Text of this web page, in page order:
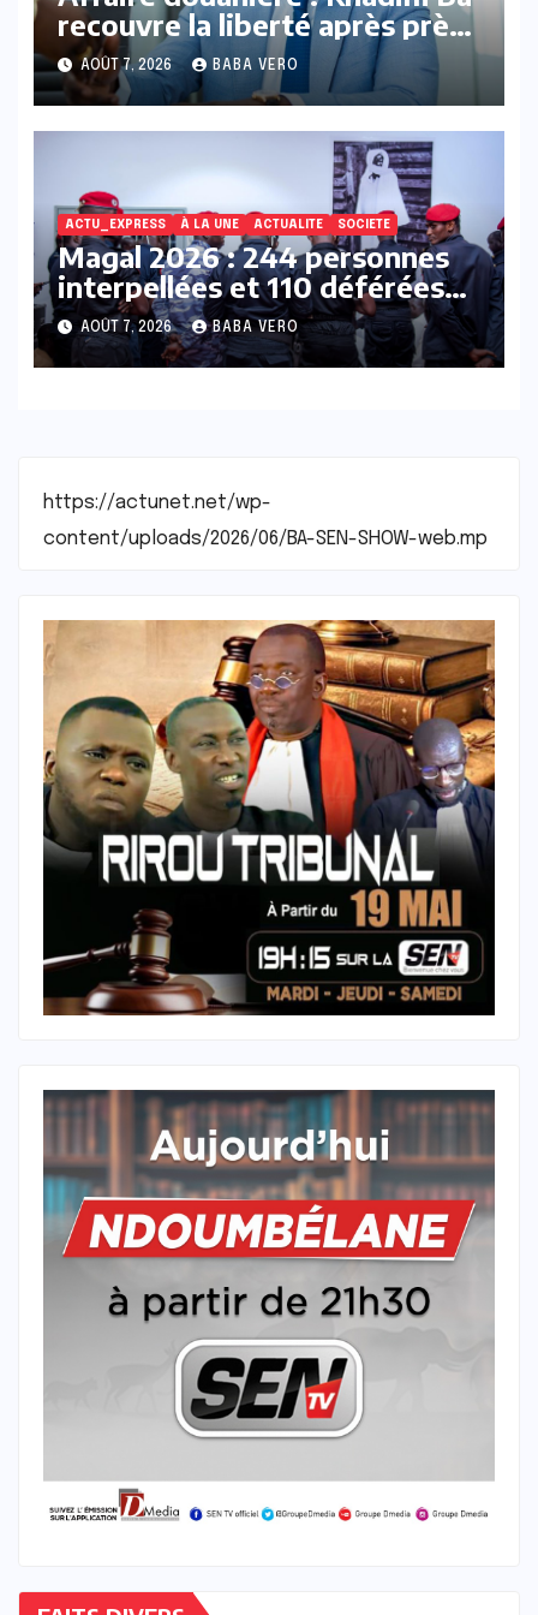
recouvre la liberté après près
de 22 mois de détention
préventive
AOÛT 7, 2026 BABA VERO
ACTU_EXPRESS À LA UNE ACTUALITE SOCIETE
Magal 2026 : 244 personnes
interpellées et 110 déférées
au parquet, selon la Police
nationale
AOÛT 7, 2026 BABA VERO
https://actunet.net/wp-
content/uploads/2026/06/BA-SEN-SHOW-web.mp